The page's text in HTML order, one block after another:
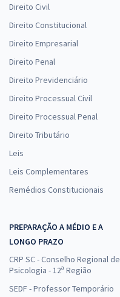
Direito Civil
Direito Constitucional
Direito Empresarial
Direito Penal
Direito Previdenciário
Direito Processual Civil
Direito Processual Penal
Direito Tributário
Leis
Leis Complementares
Remédios Constitucionais
PREPARAÇÃO A MÉDIO E A
LONGO PRAZO
CRP SC - Conselho Regional de
Psicologia - 12ª Região
SEDF - Professor Temporário